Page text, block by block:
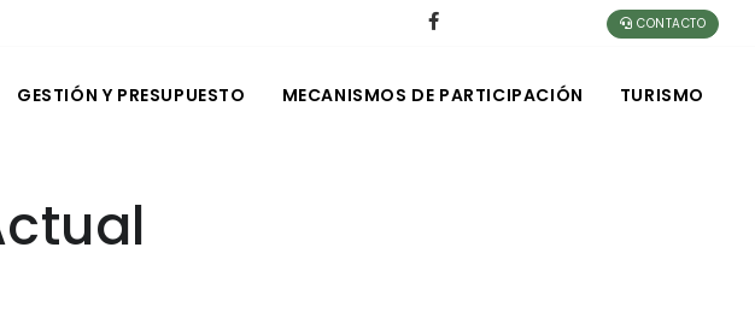
CONTACTO
GESTIÓN Y PRESUPUESTO MECANISMOS DE PARTICIPACIÓN TURISMO